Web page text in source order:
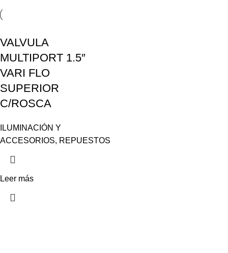
VALVULA
MULTIPORT 1.5″
VARI FLO
SUPERIOR
C/ROSCA
ILUMINACIÓN Y
ACCESORIOS, REPUESTOS
Leer más